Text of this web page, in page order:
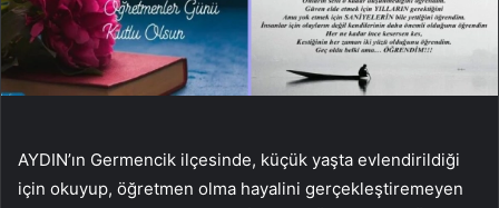
AYDIN’ın Germencik ilçesinde, küçük yaşta evlendirildiği
için okuyup, öğretmen olma hayalini gerçekleştiremeyen